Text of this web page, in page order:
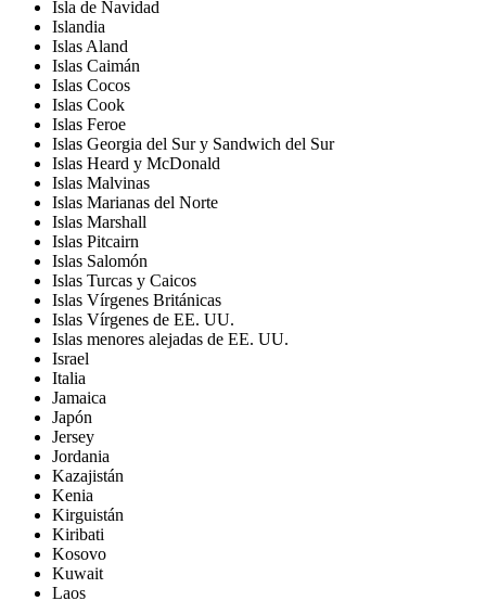
Isla de Navidad
Islandia
Islas Aland
Islas Caimán
Islas Cocos
Islas Cook
Islas Feroe
Islas Georgia del Sur y Sandwich del Sur
Islas Heard y McDonald
Islas Malvinas
Islas Marianas del Norte
Islas Marshall
Islas Pitcairn
Islas Salomón
Islas Turcas y Caicos
Islas Vírgenes Británicas
Islas Vírgenes de EE. UU.
Islas menores alejadas de EE. UU.
Israel
Italia
Jamaica
Japón
Jersey
Jordania
Kazajistán
Kenia
Kirguistán
Kiribati
Kosovo
Kuwait
Laos